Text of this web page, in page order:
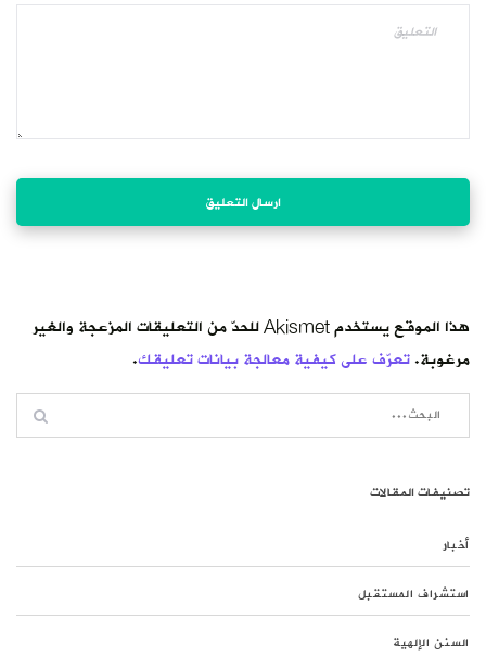
هذا الموقع يستخدم Akismet للحدّ من التعليقات المزعجة والغير
مرغوبة.تعرّف على كيفية معالجة بيانات تعليقك.
تصنيفات المقالات
أخبار
استشراف المستقبل
السنن الإلهية